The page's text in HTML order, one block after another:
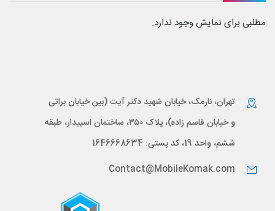
مطلبی برای نمایش وجود ندارد.
تهران، نارمک، خیابان شهید دکتر آیت (بین خیابان براتی
و خیابان قاسم زاده)، پلاک ۳۵۰، ساختمان اسپیدار، طبقه
ششم، واحد 19، کد پستی: 1646668634
Contact@MobileKomak.com